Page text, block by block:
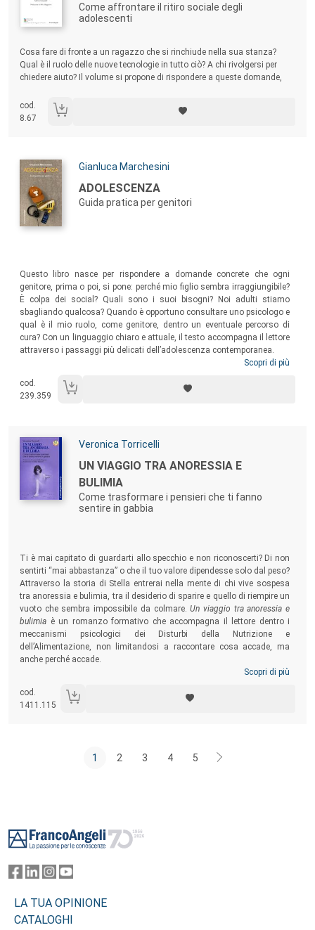
Come affrontare il ritiro sociale degli
adolescenti
Cosa fare di fronte a un ragazzo che si rinchiude nella sua stanza?
Qual è il ruolo delle nuove tecnologie in tutto ciò? A chi rivolgersi per
chiedere aiuto? Il volume si propone di rispondere a queste domande,
orientativa a chi vive o si confronta con l’isolamento volontario.
cod.
8.67
Autori:
Gianluca Marchesini
Titolo:
ADOLESCENZA
Guida pratica per genitori
Questo libro nasce per rispondere a domande concrete che ogni
genitore, prima o poi, si pone: perché mio figlio sembra irraggiungibile?
È colpa dei social? Quali sono i suoi bisogni? Noi adulti stiamo
sbagliando qualcosa? Quando è opportuno consultare uno psicologo e
qual è il mio ruolo, come genitore, dentro un eventuale percorso di
cura? Con un linguaggio chiaro e attuale, il testo accompagna il lettore
attraverso i passaggi più delicati dell’adolescenza contemporanea.
Scopri di più
cod.
239.359
Autori:
Veronica Torricelli
Titolo:
UN VIAGGIO TRA ANORESSIA E
BULIMIA
Come trasformare i pensieri che ti fanno
sentire in gabbia
Ti è mai capitato di guardarti allo specchio e non riconoscerti? Di non
sentirti “mai abbastanza” o che il tuo valore dipendesse solo dal peso?
Attraverso la storia di Stella entrerai nella mente di chi vive sospesa
tra anoressia e bulimia, tra il desiderio di sparire e quello di riempire un
vuoto che sembra impossibile da colmare.Un viaggio tra anoressia e
bulimia è un romanzo formativo che accompagna il lettore dentro i
meccanismi psicologici dei Disturbi della Nutrizione e
dell’Alimentazione, non limitandosi a raccontare cosa accade, ma
anche perché accade.
Scopri di più
cod.
1411.115
1 2 3 4 5
LA TUA OPINIONE
CATALOGHI